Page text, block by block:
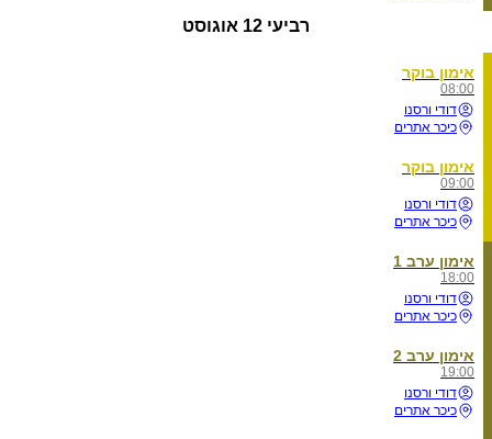
רביעי 12 אוגוסט
אימון בוקר
08:00
דודי ורסנו
כיכר אתרים
אימון בוקר
09:00
דודי ורסנו
כיכר אתרים
אימון ערב 1
18:00
דודי ורסנו
כיכר אתרים
אימון ערב 2
19:00
דודי ורסנו
כיכר אתרים